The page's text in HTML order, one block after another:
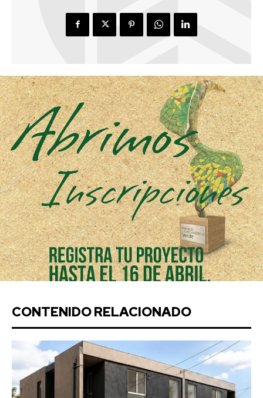
CONTENIDO RELACIONADO